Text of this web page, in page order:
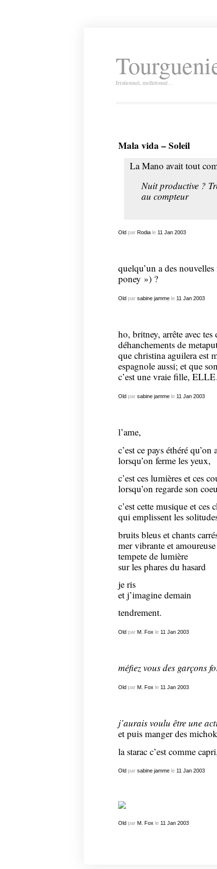
Irrationnel, molletonné…
Mala vida – Soleil
La Mano avait tout
Nuit productive ?
au compteur
Oldpar Rodiale 11 Jan 2003
quelqu’un a des
poney ») ?
Oldpar sabine jammele 11 Jan 2003
ho, britney, arrête avec tes
déhanchements de
que christina aguilera est
espagnole aussi; et que
c’est une vraie fille,
Oldpar sabine jammele 11 Jan 2003
l’ame,
c’est ce pays éthéré
lorsqu’on ferme les yeux,
c’est ces lumières et ces
lorsqu’on regarde son
c’est cette musique et ces
qui emplissent les
bruits bleus et chants
mer vibrante et amoureuse
tempete de lumière
sur les phares du hasard
je ris
et j’imagine demain
tendrement.
Oldpar M. Fox le 11 Jan 2003
méfiez vous des garçons
Oldpar M. Fox le 11 Jan 2003
j’aurais voulu être une
et puis manger des
la starac c’est comme
Oldpar sabine jammele 11 Jan 2003
Oldpar M. Fox le 11 Jan 2003